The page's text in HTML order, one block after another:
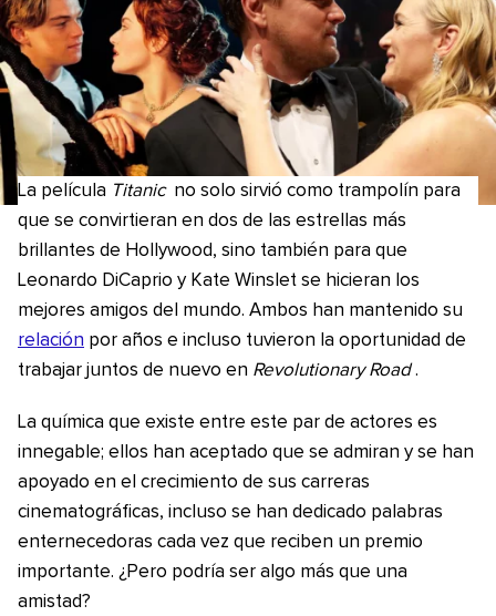
La película Titanic no solo sirvió como trampolín para
que se convirtieran en dos de las estrellas más
brillantes de Hollywood, sino también para que
Leonardo DiCaprio y Kate Winslet se hicieran los
mejores amigos del mundo. Ambos han mantenido su
relación por años e incluso tuvieron la oportunidad de
trabajar juntos de nuevo en Revolutionary Road .
La química que existe entre este par de actores es
innegable; ellos han aceptado que se admiran y se han
apoyado en el crecimiento de sus carreras
cinematográficas, incluso se han dedicado palabras
enternecedoras cada vez que reciben un premio
importante. ¿Pero podría ser algo más que una
amistad?